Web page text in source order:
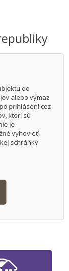
do
alebo výmaz
prihlásení cez
ktorí sú
je
vyhovieť,
schránky